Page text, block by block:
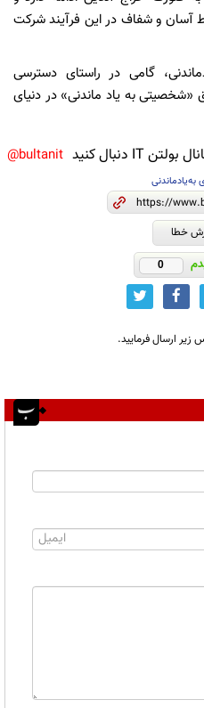
آسان و شفاف در این فرآیند شرکت
گامی در راستای دسترسی
به یاد ماندنی» در دنیای
bultanit@
به‌یادماندنی
خطا
0
زیر ارسال فرمایید.